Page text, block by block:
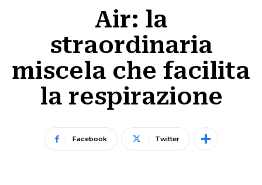
Air: la
straordinaria
miscela che facilita
la respirazione
Facebook Twitter